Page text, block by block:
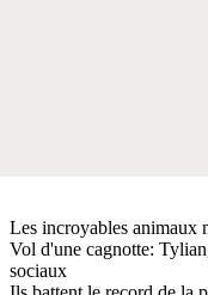
Les incroyables animaux
Vol d'une cagnotte:
sociaux